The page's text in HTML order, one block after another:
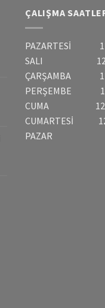
ÇALIŞMA
PAZARTESİ
SALI
ÇARŞAMBA
PERŞEMBE
CUMA
CUMARTESİ
PAZAR